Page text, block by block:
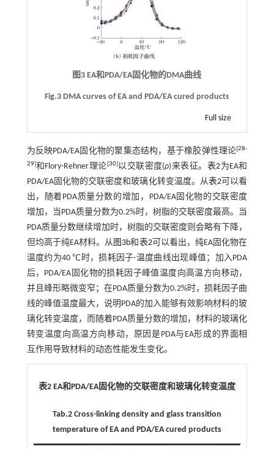
图3 EA和PDA/EA固化物的DMA曲线
Fig.3 DMA curves of EA and PDA/EA cured products
Full size
为反映PDA/EA固化物的聚集态结构，基于橡胶弹性理论[28-
29]和Flory-Rehner理论[30]以交联密度(ρ)来表征。 表2为EA和
PDA/EA固化物的交联密度和玻璃化转变温度。从表2可以看
出，随着PDA质量分数的增加，PDA/EA固化物的交联密度
增加，当PDA质量分数为0.2%时，树脂的交联密度最高。当
PDA质量分数继续增加时，树脂的交联密度则会略有下降，
但均高于纯EA材料。从图3b和 表2可以看出，纯EA固化物在
温度约为40 ℃时，损耗因子-温度曲线出现峰值；加入PDA
后，PDA/EA固化物的损耗因子峰值温度向高温方向移动，
并且峰形略微变窄；在PDA质量分数为0.2%时，损耗因子曲
线的峰值温度最大，说明PDA的加入能够有效影响材料的玻
璃化转变温度，而随着PDA质量分数的增加，材料的玻璃化
转变温度向高温方向移动，原因是PDA与EA形成的界面相
互作用导致材料的动态性能发生变化。
表2 EA和PDA/EA固化物的交联密度和玻璃化转变温度
Tab.2 Cross-linking density and glass transition
temperature of EA and PDA/EA cured products